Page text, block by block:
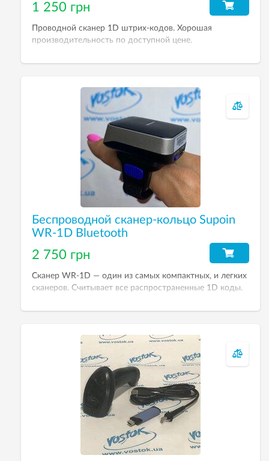
1 250 грн
Проводной сканер 1D штрих-кодов. Хорошая
производительность по доступной цене.
Беспроводной сканер-кольцо Supoin
WR-1D Bluetooth
2 750 грн
Сканер WR-1D — один из самых компактных, и легких
сканеров. Считывает все распространенные 1D коды.